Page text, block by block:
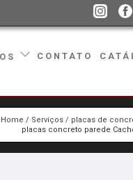
CONTATO
Home Serviços placas de
placas concreto parede